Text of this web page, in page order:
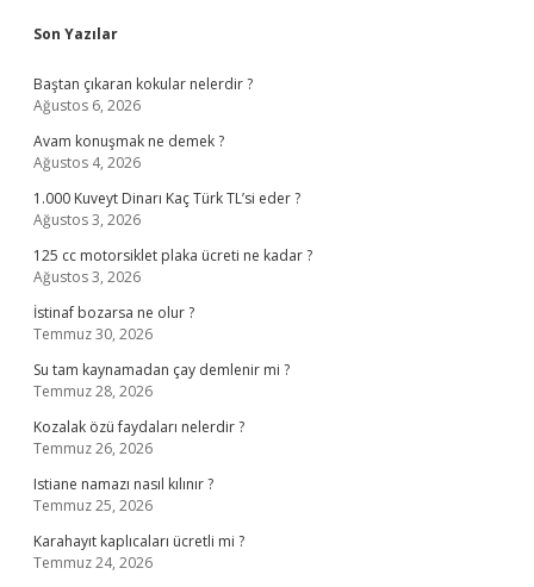
Sidebar
Son Yazılar
Baştan çıkaran kokular nelerdir ?
Ağustos 6, 2026
Avam konuşmak ne demek ?
Ağustos 4, 2026
1.000 Kuveyt Dinarı Kaç Türk TL’si eder ?
Ağustos 3, 2026
125 cc motorsiklet plaka ücreti ne kadar ?
Ağustos 3, 2026
İstinaf bozarsa ne olur ?
Temmuz 30, 2026
Su tam kaynamadan çay demlenir mi ?
Temmuz 28, 2026
Kozalak özü faydaları nelerdir ?
Temmuz 26, 2026
Istiane namazı nasıl kılınır ?
Temmuz 25, 2026
Karahayıt kaplıcaları ücretli mi ?
Temmuz 24, 2026